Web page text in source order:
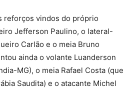
reforços vindos do próprio
Jefferson Paulino, o lateral-
Carlão e o meia Bruno
ainda o volante Luanderson
MG), o meia Rafael Costa (que
Saudita) e o atacante Michel